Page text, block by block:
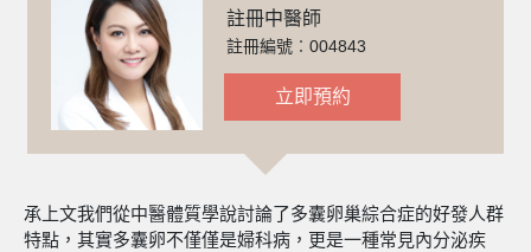
註冊中醫師
註冊編號︰004843
立即預約
承上文我們從中醫體質學說討論了多囊卵巢綜合症的好發人群
特點，其實多囊卵不僅僅是婦科病，更是一種常見內分泌疾